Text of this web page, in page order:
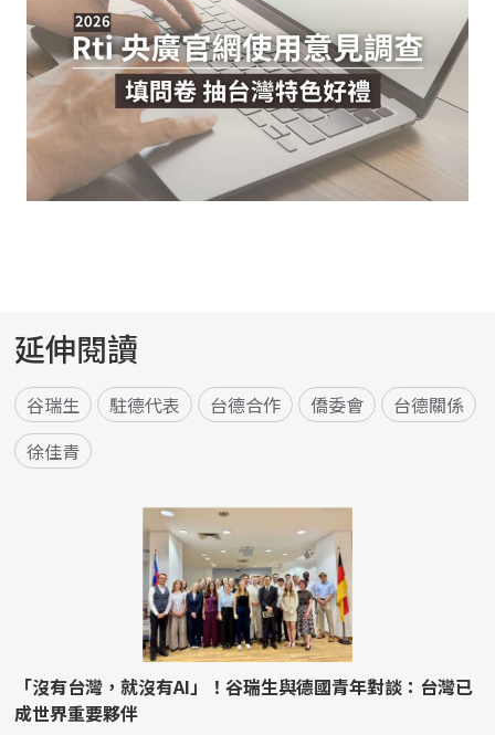
延伸閱讀
谷瑞生 駐德代表 台德合作 僑委會
台德關係
徐佳青
「沒有台灣，就沒有AI」！谷瑞生與德國青年對談：台灣已
成世界重要夥伴